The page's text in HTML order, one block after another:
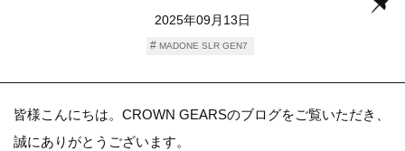
2025年09月13日
MADONE SLR GEN7
皆様こんにちは。CROWN GEARSのブログをご覧いただき、
誠にありがとうございます。